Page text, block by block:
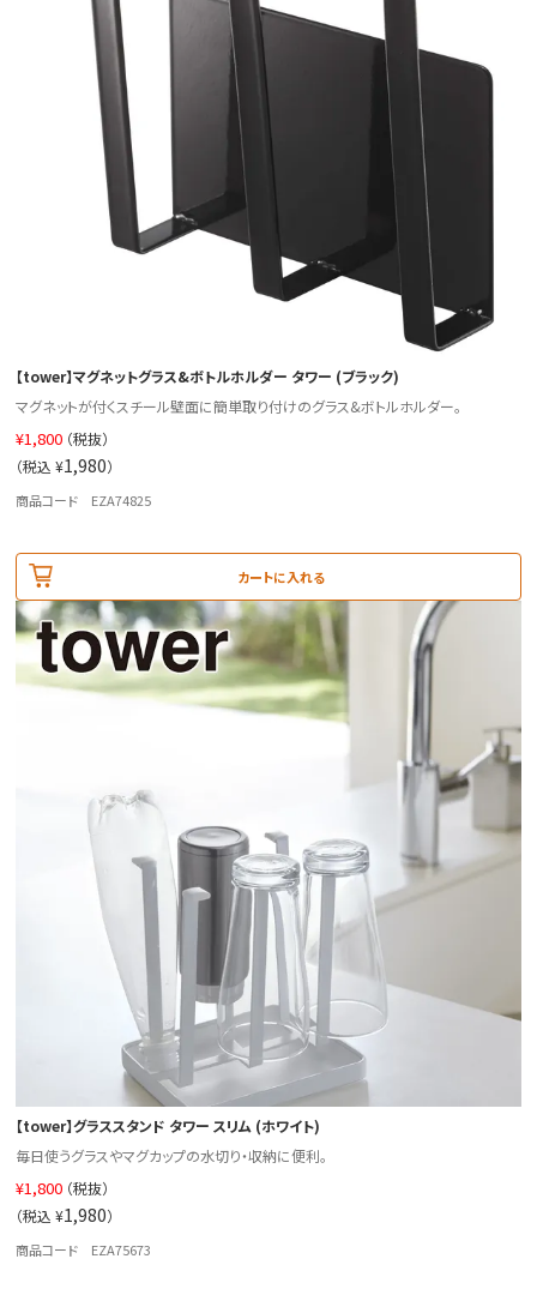
【tower】マグネットグラス&ボトルホルダー タワー (ブラック)
マグネットが付くスチール壁面に簡単取り付けのグラス&ボトルホルダー。
¥1,800 （税抜）
（税込 ¥1,980）
商品コード EZA74825
カートに入れる
【tower】グラススタンド タワー スリム (ホワイト)
毎日使うグラスやマグカップの水切り・収納に便利。
¥1,800 （税抜）
（税込 ¥1,980）
商品コード EZA75673